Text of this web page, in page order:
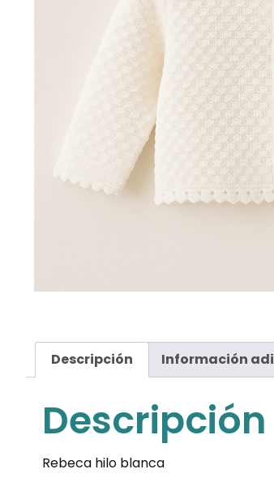
Descripción Información
Descripción
Rebeca hilo blanca